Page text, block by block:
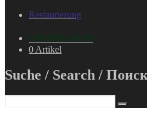
Restaurierung
ONLINE-SHOP
0 Artikel
Suche / Search / Поиск